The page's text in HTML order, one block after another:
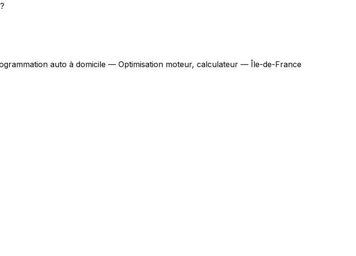
auto à domicile — Optimisation moteur, calculateur — Île-de-France